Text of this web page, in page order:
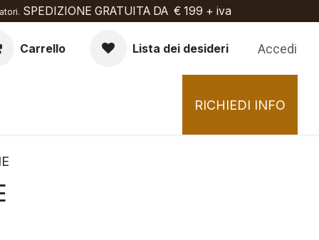
SPEDIZIONE GRATUITA DA € 199 + iva
Carrello Lista dei desideri Accedi
RICHIEDI INFO